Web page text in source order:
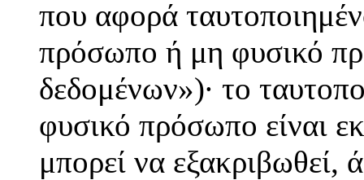
που αφορά
πρόσωπο ή μη φυσικό
δεδομένων»)· το
φυσικό πρόσωπο είναι
μπορεί να εξακριβωθεί,